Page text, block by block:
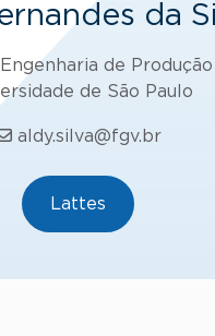
da
de
de São Paulo
aldy.silva@fgv.br
Lattes